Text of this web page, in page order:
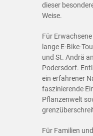
dieser
Weise.
Für
lange E-Bike-
und St. Andrä
Podersdorf.
ein erfahrener
faszinierende
Pflanzenwelt
Für Familien